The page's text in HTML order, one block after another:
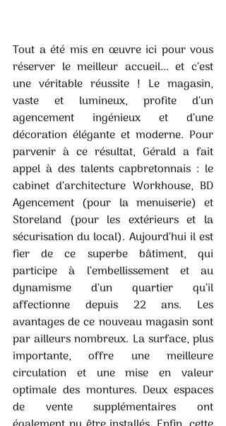
Tout a été mis en œuvre ici pour vous
réserver le meilleur accueil... et c’est
une véritable réussite ! Le magasin,
vaste et lumineux, profite d’un
agencement ingénieux et d’une
décoration élégante et moderne. Pour
parvenir à ce résultat, Gérald a fait
appel à des talents capbretonnais : le
cabinet d’architecture Workhouse, BD
Agencement (pour la menuiserie) et
Storeland (pour les extérieurs et la
sécurisation du local). Aujourd’hui il est
fier de ce superbe bâtiment, qui
participe à l’embellissement et au
dynamisme d’un quartier qu’il
affectionne depuis 22 ans. Les
avantages de ce nouveau magasin sont
par ailleurs nombreux. La surface, plus
importante, offre une meilleure
circulation et une mise en valeur
optimale des montures. Deux espaces
de vente supplémentaires ont